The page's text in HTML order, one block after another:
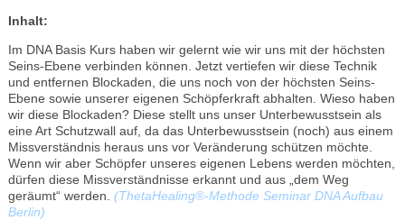
Inhalt:
Im DNA Basis Kurs haben wir gelernt wie wir uns mit der höchsten
Seins-Ebene verbinden können. Jetzt vertiefen wir diese Technik
und entfernen Blockaden, die uns noch von der höchsten Seins-
Ebene sowie unserer eigenen Schöpferkraft abhalten. Wieso haben
wir diese Blockaden? Diese stellt uns unser Unterbewusstsein als
eine Art Schutzwall auf, da das Unterbewusstsein (noch) aus einem
Missverständnis heraus uns vor Veränderung schützen möchte.
Wenn wir aber Schöpfer unseres eigenen Lebens werden möchten,
dürfen diese Missverständnisse erkannt und aus „dem Weg
geräumt“ werden. (ThetaHealing®-Methode Seminar DNA Aufbau
Berlin)